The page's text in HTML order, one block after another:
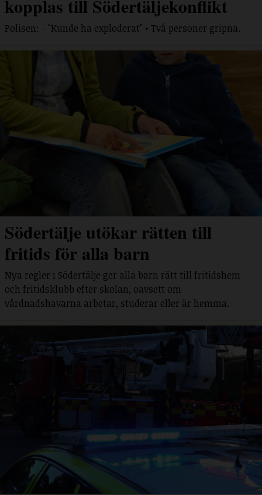
kopplas till Södertäljekonflikt
Polisen: - "Kunde ha exploderat" • Två personer gripna.
Södertälje utökar rätten till
fritids för alla barn
Nya regler i Södertälje ger alla barn rätt till fritidshem
och fritidsklubb efter skolan, oavsett om
vårdnadshavarna arbetar, studerar eller är hemma.